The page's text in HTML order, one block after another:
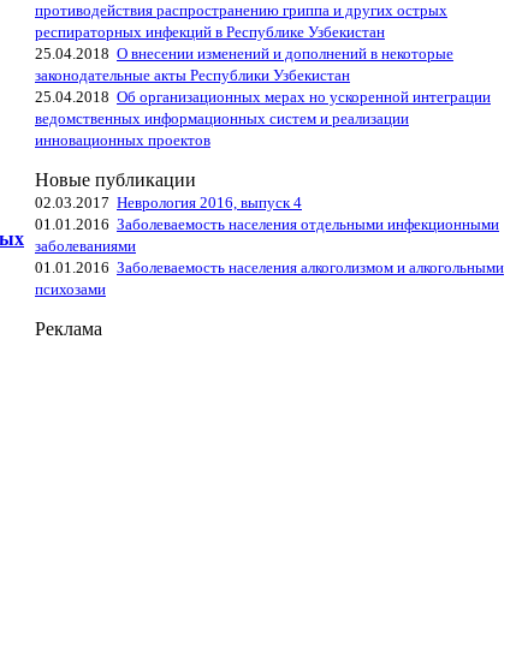
противодействия распространению гриппа и других острых
респираторных инфекций в Республике Узбекистан
25.04.2018 О внесении изменений и дополнений в некоторые
законодательные акты Республики Узбекистан
25.04.2018 Об организационных мерах но ускоренной интеграции
ведомственных информационных систем и реализации
инновационных проектов
Новые публикации
02.03.2017 Неврология 2016, выпуск 4
01.01.2016 Заболеваемость населения отдельными инфекционными
заболеваниями
01.01.2016 Заболеваемость населения алкоголизмом и алкогольными
психозами
Реклама